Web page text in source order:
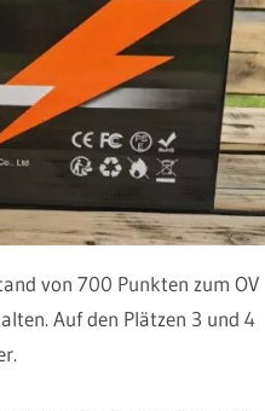
von 700 Punkten zum OV
Auf den Plätzen 3 und 4